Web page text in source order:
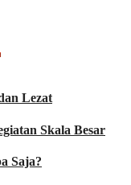
Lezat
Skala Besar
Saja?